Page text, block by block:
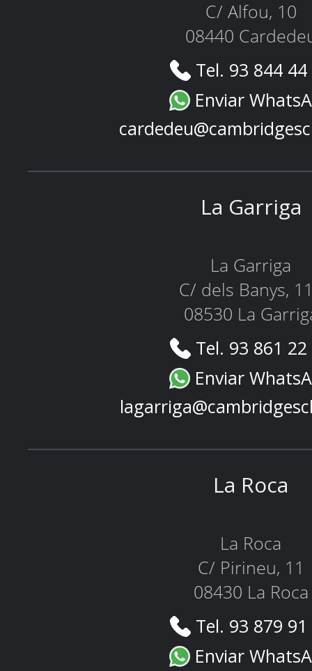
C/ Alfou, 10
08440
Tel. 93 844
Enviar
La Garriga
La Garriga
C/ dels Banys,
08530 La
Tel. 93 861
Enviar
La Roca
La Roca
C/ Pirineu, 11
08430 La Roca
Tel. 93 879
Enviar